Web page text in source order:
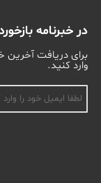
در خبرنامه
برای دریافت آخرین
وارد کنید.